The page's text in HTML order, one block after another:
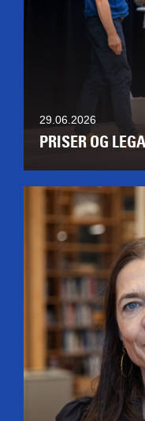
29.06.2026
PRISER OG